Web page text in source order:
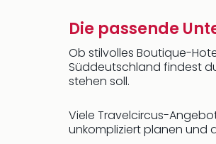
Die passende
Ob stilvolles Boutique-
Süddeutschland findest
stehen soll.
Viele Travelcircus-
unkompliziert planen und